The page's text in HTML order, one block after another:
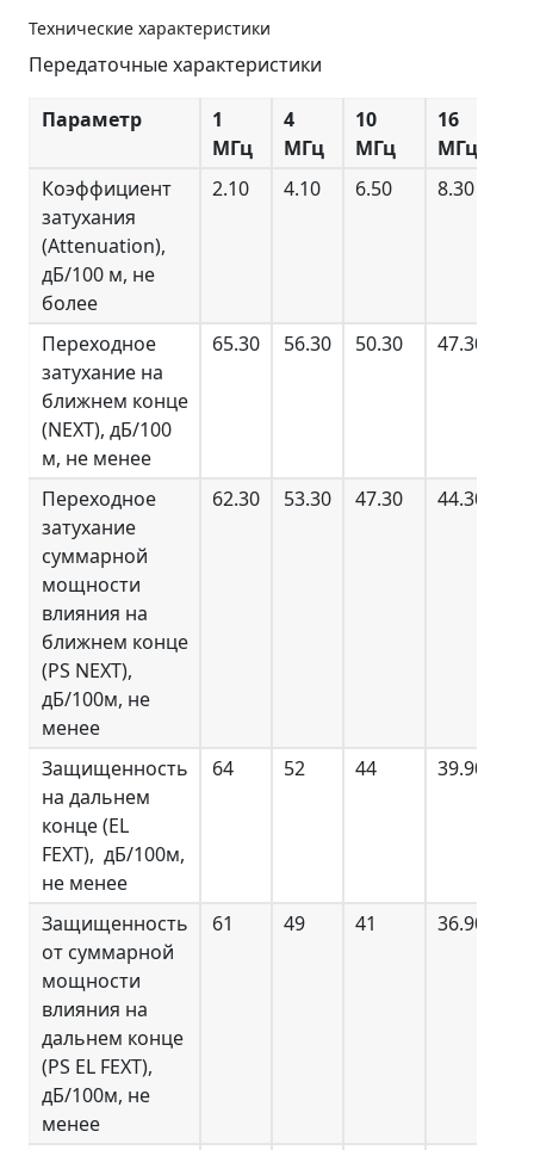
Технические характеристики
Передаточные характеристики
Параметр
1
МГц
4
МГц
10
МГц
16
МГц
Коэффициент
затухания
(Attenuation),
дБ/100 м, не
более
2.10 4.10 6.50 8.30
Переходное
затухание на
ближнем конце
(NEXT), дБ/100
м, не менее
65.30 56.30 50.30 47.30
Переходное
затухание
суммарной
мощности
влияния на
ближнем конце
(PS NEXT),
дБ/100м, не
менее
62.30 53.30 47.30 44.30
Защищенность
на дальнем
конце (EL
FEXT), дБ/100м,
не менее
64 52 44 39.90
Защищенность
от суммарной
мощности
влияния на
дальнем конце
(PS EL FEXT),
дБ/100м, не
менее
61 49 41 36.90